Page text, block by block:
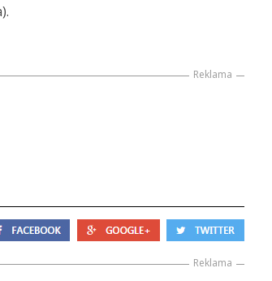
Reklama
Reklama